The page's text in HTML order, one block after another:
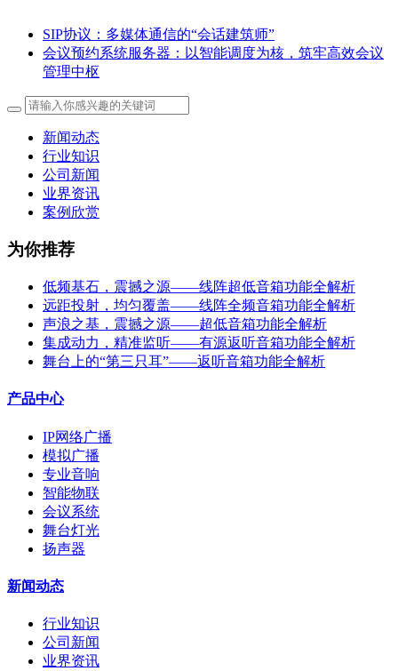
SIP协议：多媒体通信的“会话建筑师”
会议预约系统服务器：以智能调度为核，筑牢高效会议
管理中枢
新闻动态
行业知识
公司新闻
业界资讯
案例欣赏
为你推荐
低频基石，震撼之源——线阵超低音箱功能全解析
远距投射，均匀覆盖——线阵全频音箱功能全解析
声浪之基，震撼之源——超低音箱功能全解析
集成动力，精准监听——有源返听音箱功能全解析
舞台上的“第三只耳”——返听音箱功能全解析
产品中心
IP网络广播
模拟广播
专业音响
智能物联
会议系统
舞台灯光
扬声器
新闻动态
行业知识
公司新闻
业界资讯